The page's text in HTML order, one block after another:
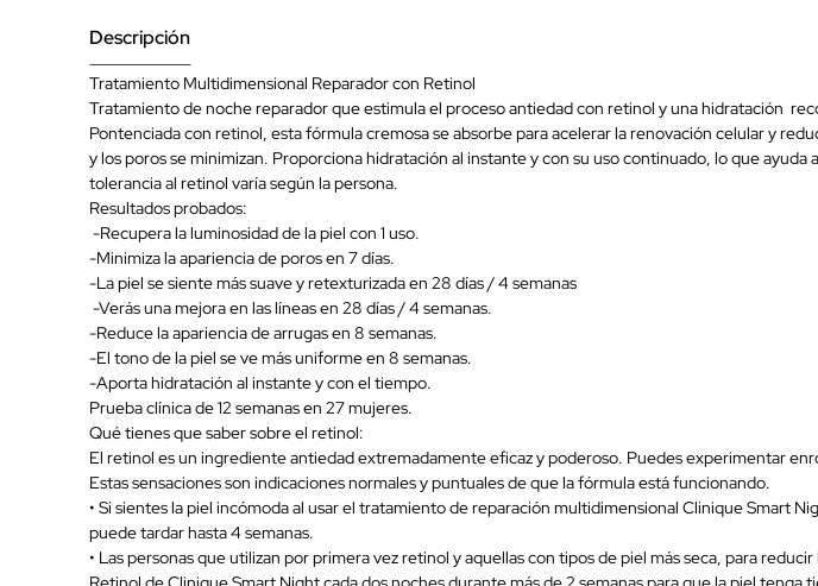
Descripción
Tratamiento Multidimensional Reparador con Retinol
Tratamiento de noche reparador que estimula el proceso antiedad con retinol y una hidratación
Pontenciada con retinol, esta fórmula cremosa se absorbe para acelerar la renovación celular y
y los poros se minimizan. Proporciona hidratación al instante y con su uso continuado, lo que
tolerancia al retinol varía según la persona.
Resultados probados:
-Recupera la luminosidad de la piel con 1 uso.
-Minimiza la apariencia de poros en 7 días.
-La piel se siente más suave y retexturizada en 28 días / 4 semanas
-Verás una mejora en las líneas en 28 días / 4 semanas.
-Reduce la apariencia de arrugas en 8 semanas.
-El tono de la piel se ve más uniforme en 8 semanas.
-Aporta hidratación al instante y con el tiempo.
Prueba clínica de 12 semanas en 27 mujeres.
Qué tienes que saber sobre el retinol:
El retinol es un ingrediente antiedad extremadamente eficaz y poderoso. Puedes experimentar
Estas sensaciones son indicaciones normales y puntuales de que la fórmula está funcionando.
• Si sientes la piel incómoda al usar el tratamiento de reparación multidimensional Clinique Smart
puede tardar hasta 4 semanas.
• Las personas que utilizan por primera vez retinol y aquellas con tipos de piel más seca, para